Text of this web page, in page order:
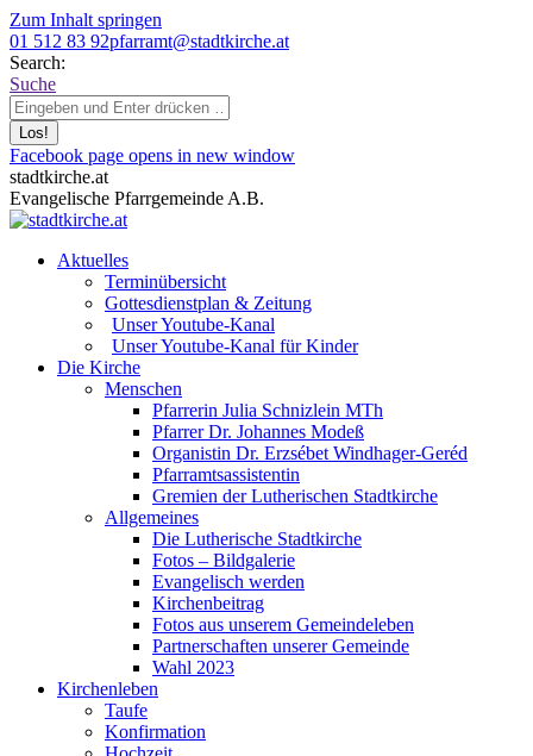
Zum Inhalt springen
01 512 83 92pfarramt@stadtkirche.at
Search:
Suche
Facebook page opens in new window
stadtkirche.at
Evangelische Pfarrgemeinde A.B.
Aktuelles
Terminübersicht
Gottesdienstplan & Zeitung
Unser Youtube-Kanal
Unser Youtube-Kanal für Kinder
Die Kirche
Menschen
Pfarrerin Julia Schnizlein MTh
Pfarrer Dr. Johannes Modeß
Organistin Dr. Erzsébet Windhager-Geréd
Pfarramtsassistentin
Gremien der Lutherischen Stadtkirche
Allgemeines
Die Lutherische Stadtkirche
Fotos – Bildgalerie
Evangelisch werden
Kirchenbeitrag
Fotos aus unserem Gemeindeleben
Partnerschaften unserer Gemeinde
Wahl 2023
Kirchenleben
Taufe
Konfirmation